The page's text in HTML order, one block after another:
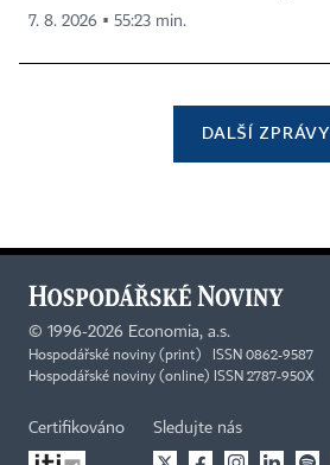
7. 8. 2026 ▪ 55:23 min.
DALŠÍ ZPRÁVY
© 1996-2026 Economia, a.s.
Hospodářské noviny (print) ISSN 0862-9587
Hospodářské noviny (online) ISSN 2787-950X
Certifikováno Sledujte nás